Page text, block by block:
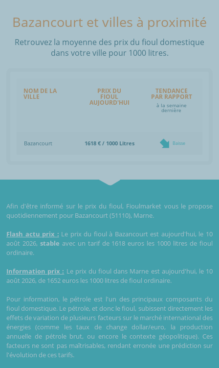
Bazancourt et villes à proximité
Retrouvez la moyenne des prix du fioul domestique
dans votre ville pour 1000 litres.
NOM DE LA
VILLE
PRIX DU
FIOUL
AUJOURD'HUI
TENDANCE
PAR RAPPORT
à la semaine
dernière
Bazancourt 1618 € / 1000 Litres Baisse
Afin d'être informé sur le prix du fioul, Fioulmarket vous le propose
quotidiennement pour Bazancourt (51110), Marne.
Flash actu prix : Le prix du fioul à Bazancourt est aujourd'hui, le 10
août 2026, stable avec un tarif de 1618 euros les 1000 litres de fioul
ordinaire.
Information prix : Le prix du fioul dans Marne est aujourd'hui, le 10
août 2026, de 1652 euros les 1000 litres de fioul ordinaire.
Pour information, le pétrole est l'un des principaux composants du
fioul domestique. Le pétrole, et donc le fioul, subissent directement les
effets de variation de plusieurs facteurs sur le marché international des
énergies (comme les taux de change dollar/euro, la production
annuelle de pétrole brut, ou encore le contexte géopolitique). Ces
facteurs ne sont pas maîtrisables, rendant erronée une prédiction sur
l'évolution de ces tarifs.